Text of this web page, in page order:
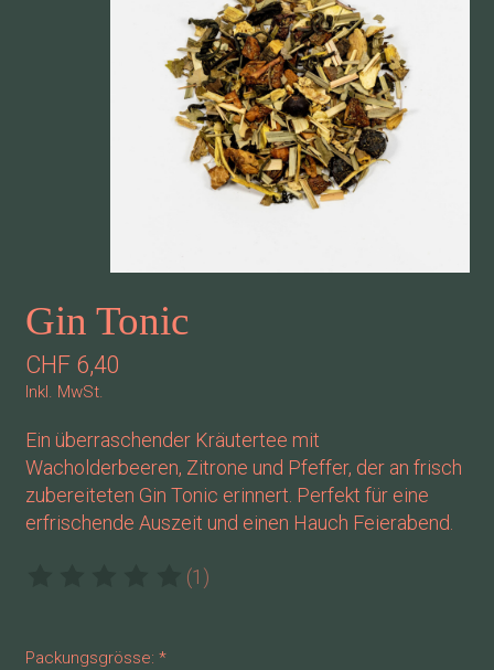
Gin Tonic
CHF 6,40
Inkl. MwSt.
Ein überraschender Kräutertee mit
Wacholderbeeren, Zitrone und Pfeffer, der an frisch
zubereiteten Gin Tonic erinnert. Perfekt für eine
erfrischende Auszeit und einen Hauch Feierabend.
Die Bewertung dieses Produkts ist
(1)
Packungsgrösse: *